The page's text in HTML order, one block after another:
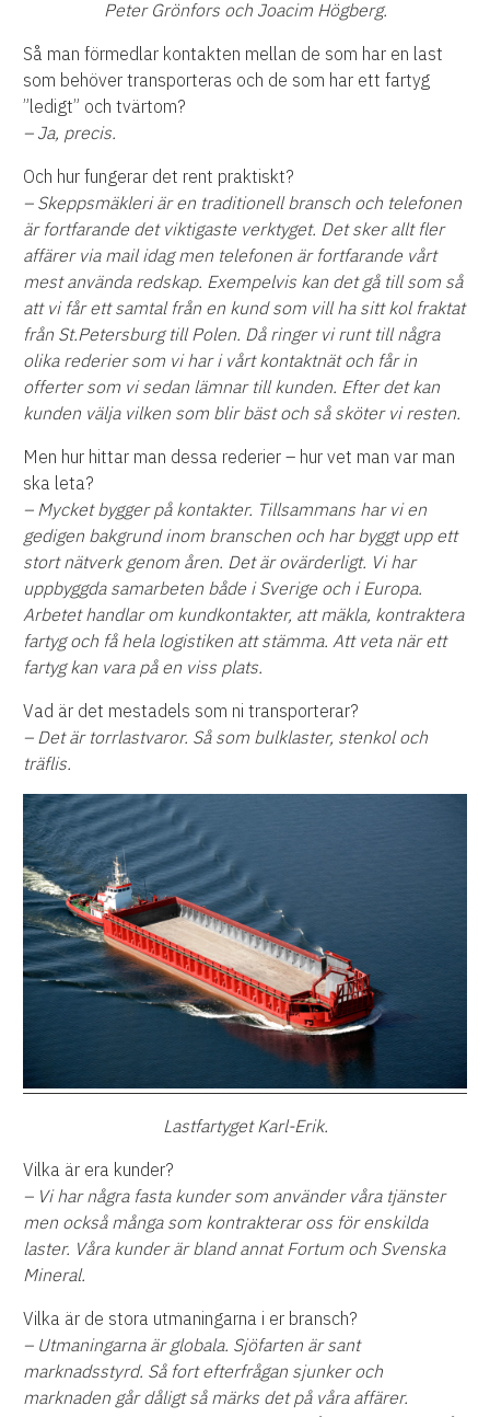
Peter Grönfors och Joacim Högberg.
Så man förmedlar kontakten mellan de som har en last
som behöver transporteras och de som har ett fartyg
”ledigt” och tvärtom?
– Ja, precis.
Och hur fungerar det rent praktiskt?
– Skeppsmäkleri är en traditionell bransch och telefonen
är fortfarande det viktigaste verktyget. Det sker allt fler
affärer via mail idag men telefonen är fortfarande vårt
mest använda redskap. Exempelvis kan det gå till som så
att vi får ett samtal från en kund som vill ha sitt kol fraktat
från St.Petersburg till Polen. Då ringer vi runt till några
olika rederier som vi har i vårt kontaktnät och får in
offerter som vi sedan lämnar till kunden. Efter det kan
kunden välja vilken som blir bäst och så sköter vi resten.
Men hur hittar man dessa rederier – hur vet man var man
ska leta?
– Mycket bygger på kontakter. Tillsammans har vi en
gedigen bakgrund inom branschen och har byggt upp ett
stort nätverk genom åren. Det är ovärderligt. Vi har
uppbyggda samarbeten både i Sverige och i Europa.
Arbetet handlar om kundkontakter, att mäkla, kontraktera
fartyg och få hela logistiken att stämma. Att veta när ett
fartyg kan vara på en viss plats.
Vad är det mestadels som ni transporterar?
– Det är torrlastvaror. Så som bulklaster, stenkol och
träflis.
Lastfartyget Karl-Erik.
Vilka är era kunder?
– Vi har några fasta kunder som använder våra tjänster
men också många som kontrakterar oss för enskilda
laster. Våra kunder är bland annat Fortum och Svenska
Mineral.
Vilka är de stora utmaningarna i er bransch?
– Utmaningarna är globala. Sjöfarten är sant
marknadsstyrd. Så fort efterfrågan sjunker och
marknaden går dåligt så märks det på våra affärer.